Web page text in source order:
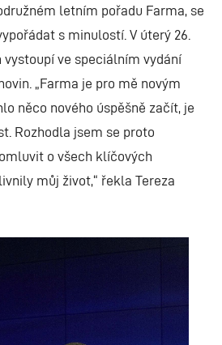
letním pořadu Farma, se
s minulostí. V úterý 26.
vystoupí ve speciálním vydání
„Farma je pro mě novým
něco nového úspěšně začít, je
Rozhodla jsem se proto
o všech klíčových
můj život,“ řekla Tereza